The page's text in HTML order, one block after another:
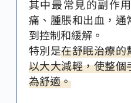
其中最常見的副作
痛、腫脹和出血，通
到控制和緩解。
特別是在舒眠治療的
以大大減輕，使整
為舒適。